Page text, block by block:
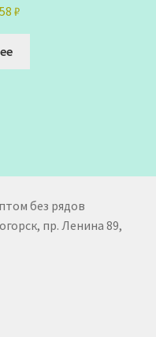
₽.
₽
цена:
без рядов
пр. Ленина 89,